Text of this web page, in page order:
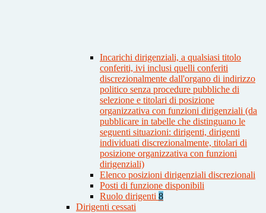
Incarichi dirigenziali, a qualsiasi titolo
conferiti, ivi inclusi quelli conferiti
discrezionalmente dall'organo di indirizzo
politico senza procedure pubbliche di
selezione e titolari di posizione
organizzativa con funzioni dirigenziali (da
pubblicare in tabelle che distinguano le
seguenti situazioni: dirigenti, dirigenti
individuati discrezionalmente, titolari di
posizione organizzativa con funzioni
dirigenziali)
Elenco posizioni dirigenziali discrezionali
Posti di funzione disponibili
Ruolo dirigenti 8
Dirigenti cessati